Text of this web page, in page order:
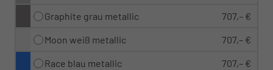
Graphite grau metallic 707,– €
Moon weiß metallic 707,– €
Race blau metallic 707,– €